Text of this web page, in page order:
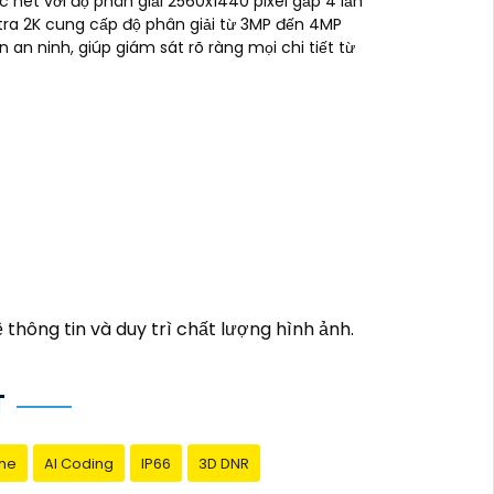
2K cung cấp độ phân giải từ 3MP đến 4MP
an ninh, giúp giám sát rõ ràng mọi chi tiết từ
Hãy đến với Camera 2K 4MP, giải pháp
thuận tiện.
ngoại hỗ trợ quan sát ban đêm và
thông tin và duy trì chất lượng hình ảnh.
AI Coding IP66 3D DNR